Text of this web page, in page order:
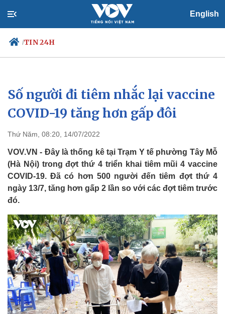
English
/TIN 24H
Chính trị
Đảng
Tổ chức nhân sự
Nhận diện sự thật
Xã hội
Tin 24h
Dự báo thời tiết
Việc làm
Biển đảo
Số người đi tiêm nhắc lại vaccine
COVID-19 tăng hơn gấp đôi
Thứ Năm, 08:20, 14/07/2022
VOV.VN - Đây là thống kê tại Trạm Y tế phường Tây Mỗ
(Hà Nội) trong đợt thứ 4 triển khai tiêm mũi 4 vaccine
COVID-19. Đã có hơn 500 người đến tiêm đợt thứ 4
ngày 13/7, tăng hơn gấp 2 lần so với các đợt tiêm trước
đó.